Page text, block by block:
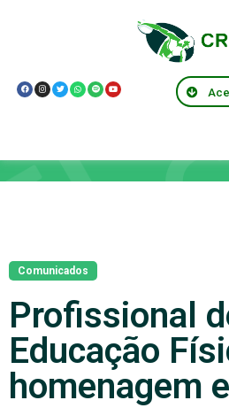
Comunicados
Profissional
Educação
homenagem